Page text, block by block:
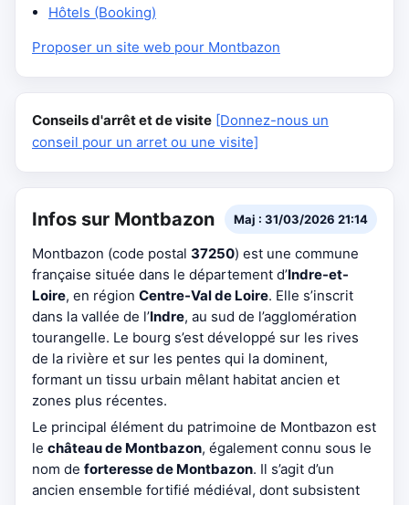
Hôtels (Booking)
Proposer un site web pour Montbazon
Conseils d'arrêt et de visite [Donnez-nous un
conseil pour un arret ou une visite]
Infos sur Montbazon Maj : 31/03/2026 21:14
Montbazon (code postal 37250) est une commune
française située dans le département d’Indre-et-
Loire, en région Centre-Val de Loire. Elle s’inscrit
dans la vallée de l’Indre, au sud de l’agglomération
tourangelle. Le bourg s’est développé sur les rives
de la rivière et sur les pentes qui la dominent,
formant un tissu urbain mêlant habitat ancien et
zones plus récentes.
Le principal élément du patrimoine de Montbazon est
le château de Montbazon, également connu sous le
nom de forteresse de Montbazon. Il s’agit d’un
ancien ensemble fortifié médiéval, dont subsistent